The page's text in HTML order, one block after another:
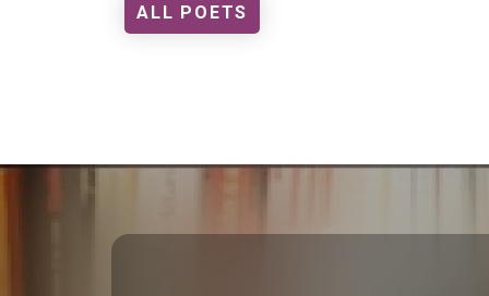
ALL POETS